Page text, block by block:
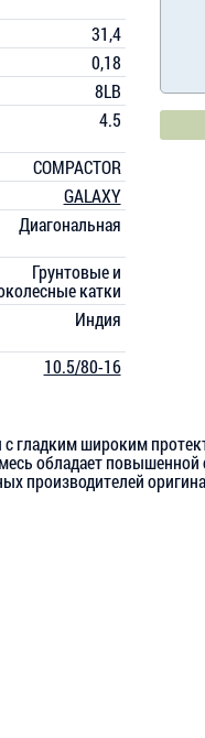
31,4
0,18
8LB
4.5
COMPACTOR
GALAXY
Диагональная
Грунтовые и
катки
Индия
10.5/80-16
гладким широким
обладает
производителей